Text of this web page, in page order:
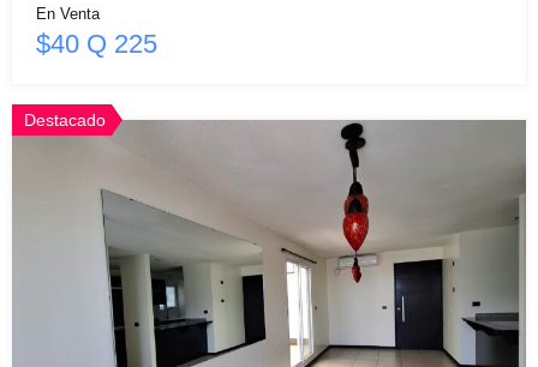
En Venta
$40 Q 225
Destacado